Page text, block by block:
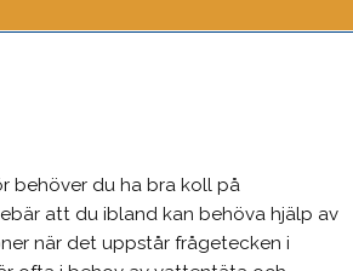
behöver du ha bra koll på
att du ibland kan behöva hjälp av
när det uppstår frågetecken i